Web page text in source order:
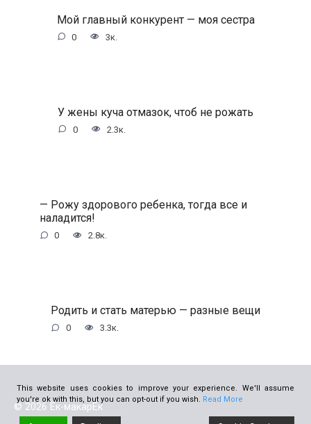
Мой главный конкурент — моя сестра
0 3к.
У жены куча отмазок, чтоб не рожать
0 2.3к.
— Рожу здорового ребенка, тогда все и
наладится!
0 2.8к.
Родить и стать матерью — разные вещи
0 3.3к.
© 2026 Ёк-макарЁк
This website uses cookies to improve your experience. We'll assume
you're ok with this, but you can opt-out if you wish. Read More